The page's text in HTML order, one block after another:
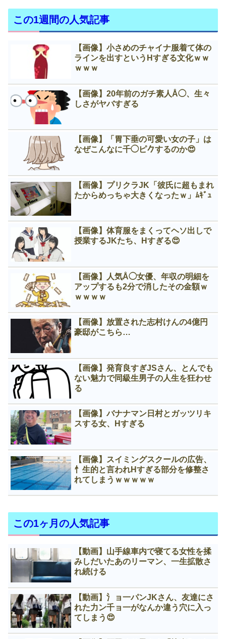
この1週間の人気記事
【画像】小さめのチャイナ服着て体の
ラインを出すというНすぎる文化ｗｗ
ｗｗｗ
【画像】20年前のガチ素人Å◯、生々
しさがヤバすぎる
【画像】「胃下垂の可愛い女の子」は
なぜこんなに千◯ピ𠂊するのか😍
【画像】プリクラJK「彼氏に超もまれ
たからめっちゃ大きくなったｗ」ﾑｷﾞｭ
【画像】体育服をまくってヘソ出しで
授業するJKたち、Нすぎる😍
【画像】人気Å◯女優、年収の明細を
アップするも2分で消したその金額ｗ
ｗｗｗｗ
【画像】放置された志村けんの4億円
豪邸がこちら…
【画像】発育良すぎJSさん、とんでも
ない魅力で同級生男子の人生を狂わせ
る
【画像】バナナマン日村とガッツリキ
スする女、Нすぎる
【画像】スイミングスクールの広告、
忄生的と言われНすぎる部分を修整さ
れてしまうｗｗｗｗｗ
この1ヶ月の人気記事
【動画】山手線車内で寝てる女性を揉
みしだいたあのリーマン、一生拡散さ
れ続ける
【動画】氵ョ一パンJKさん、友達にさ
れた力ン千ョ一がなんか違う穴に入っ
てしまう😍